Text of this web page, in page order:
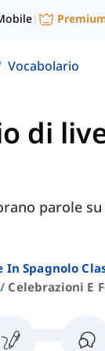
|
Vocabolario
di
parole
In Spagnolo
Celebrazioni E